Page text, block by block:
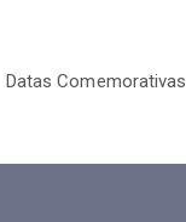
Datas Comemorativas